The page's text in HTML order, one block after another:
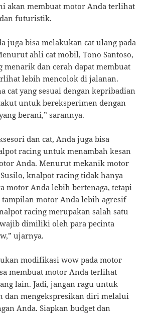
akan membuat motor Anda terlihat
futuristik.
juga bisa melakukan cat ulang pada
ahli cat mobil, Tono Santoso,
menarik dan cerah dapat membuat
lebih mencolok di jalanan.
cat yang sesuai dengan kepribadian
untuk bereksperimen dengan
berani,” sarannya.
dan cat, Anda juga bisa
racing untuk menambah kesan
Anda. Menurut mekanik motor
knalpot racing tidak hanya
motor Anda lebih bertenaga, tetapi
tampilan motor Anda lebih agresif
racing merupakan salah satu
dimiliki oleh para pecinta
ujarnya.
modifikasi wow pada motor
membuat motor Anda terlihat
lain. Jadi, jangan ragu untuk
dan mengekspresikan diri melalui
Anda. Siapkan budget dan